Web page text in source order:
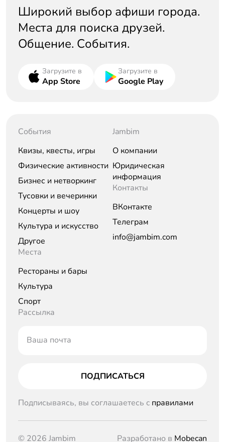
Широкий выбор афиши города.
Места для поиска друзей.
Общение. События.
Загрузите в
App Store
Загрузите в
Google Play
События
Квизы, квесты, игры
Физические активности
Бизнес и нетворкинг
Тусовки и вечеринки
Концерты и шоу
Культура и искусство
Другое
Места
Рестораны и бары
Культура
Спорт
Jambim
О компании
Юридическая
информация
Контакты
ВКонтакте
Телеграм
info@jambim.com
Рассылка
Ваша почта
ПОДПИСАТЬСЯ
Подписываясь, вы соглашаетесь c правилами
© 2026 Jambim Разработано в Mobecan